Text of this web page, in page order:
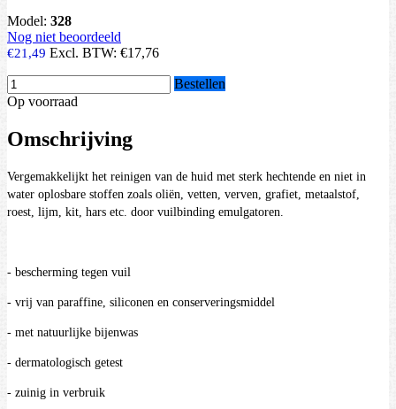
Model: 328
Nog niet beoordeeld
€21,49 Excl. BTW: €17,76
Bestellen
Op voorraad
Omschrijving
Vergemakkelijkt het reinigen van de huid met sterk hechtende en niet in
water oplosbare stoffen zoals oliën, vetten, verven, grafiet, metaalstof,
roest, lijm, kit, hars etc. door vuilbinding emulgatoren.
- bescherming tegen vuil
- vrij van paraffine, siliconen en conserveringsmiddel
- met natuurlijke bijenwas
- dermatologisch getest
- zuinig in verbruik